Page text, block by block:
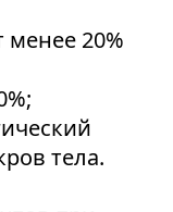
менее 20%
тела.